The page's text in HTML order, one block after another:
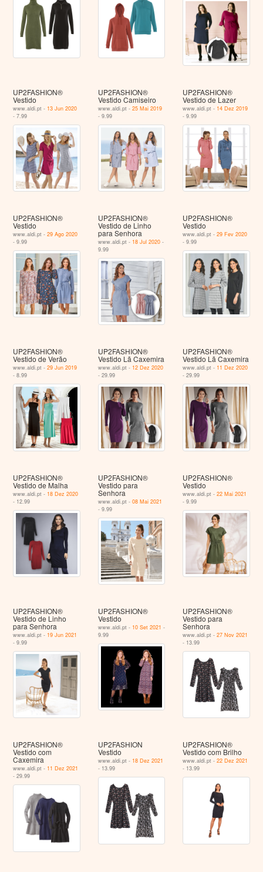
UP2FASHION®
Vestido
www.aldi.pt - 13 Jun 2020
- 7.99
UP2FASHION®
Vestido Camiseiro
www.aldi.pt - 25 Mai 2019
- 9.99
UP2FASHION®
Vestido de Lazer
www.aldi.pt - 14 Dez 2019
- 9.99
UP2FASHION®
Vestido
www.aldi.pt -29 Ago 2020
- 9.99
UP2FASHION®
Vestido de Linho
para Senhora
www.aldi.pt - 18 Jul 2020-
9.99
UP2FASHION®
Vestido
www.aldi.pt -29 Fev 2020
- 9.99
UP2FASHION®
Vestido de Verão
www.aldi.pt -29 Jun 2019
- 8.99
UP2FASHION®
Vestido Lã Caxemira
www.aldi.pt - 12 Dez 2020
- 29.99
UP2FASHION®
Vestido Lã Caxemira
www.aldi.pt - 11 Dez 2020
- 29.99
UP2FASHION®
Vestido de Malha
www.aldi.pt - 18 Dez 2020
- 12.99
UP2FASHION®
Vestido para
Senhora
www.aldi.pt - 08 Mai 2021
- 9.99
UP2FASHION®
Vestido
www.aldi.pt -22 Mai 2021
- 9.99
UP2FASHION®
Vestido de Linho
para Senhora
www.aldi.pt - 19 Jun 2021
- 9.99
UP2FASHION®
Vestido
www.aldi.pt - 10 Set 2021 -
9.99
UP2FASHION®
Vestido para
Senhora
www.aldi.pt -27 Nov 2021
- 13.99
UP2FASHION®
Vestido com
Caxemira
www.aldi.pt - 11 Dez 2021
- 29.99
UP2FASHION
Vestido
www.aldi.pt - 18 Dez 2021
- 13.99
UP2FASHION®
Vestido com Brilho
www.aldi.pt -22 Dez 2021
- 13.99